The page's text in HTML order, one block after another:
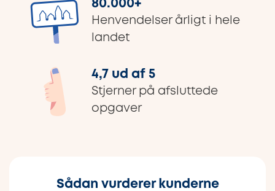
80.000+
Henvendelser årligt i hele
landet
4,7 ud af 5
Stjerner på afsluttede
opgaver
Sådan vurderer kunderne